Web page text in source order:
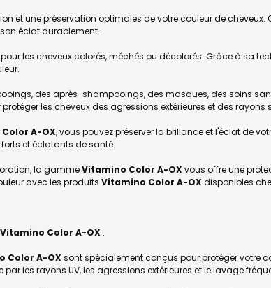
et une préservation optimales de votre couleur de
éclat durablement.
les cheveux colorés, méchés ou décolorés. Grâce à sa
des après-shampooings, des masques, des soins
les cheveux des agressions extérieures et des
A-OX, vous pouvez préserver la brillance et l'éclat de
et éclatants de santé.
la gammeVitamino Color A-OX vous offre une
avec les produits Vitamino Color A-OX disponibles
Vitamino Color A-OX :
Color A-OX sont spécialement conçus pour protéger votre
les rayons UV, les agressions extérieures et le lavage